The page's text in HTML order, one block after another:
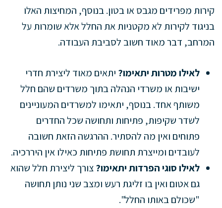
קירות מפרידים מגבס או בטון. בנוסף, המחיצות האלו
בניגוד לקירות לא מקטניות את החלל אלא שומרות על
המרחב, דבר מאוד חשוב לסביבת העבודה.
לאילו מטרות יתאימו? יתאים מאוד ליצירת חדרי
ישיבות או משרדי הנהלה בתוך משרדים שהם חלל
משותף אחד. בנוסף, יתאימו למשרדים המעוניינים
לשדר שקיפות, פתיחות ותחושה שכל החדרים
פתוחים ואין מה להסתיר. ההרגשה הזאת חשובה
לעובדים ומייצרת תחושת פתיחות כאילו אין היררכיה.
לאילו סוגי הפרדות יתאימו?צורך ליצירת חלל שהוא
גם אטום ואין בו זליגת רעש ומצב שני נותן תחושה
"שכולם באותו החלל".